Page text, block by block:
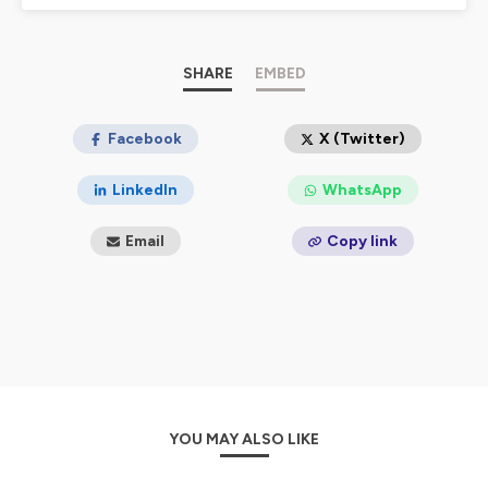
SHARE EMBED
Facebook X (Twitter)
LinkedIn WhatsApp
Email Copy link
YOU MAY ALSO LIKE